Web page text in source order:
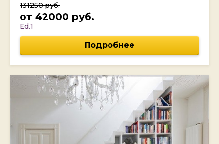
131250 руб.
от 42000 руб.
Ed.1
Подробнее